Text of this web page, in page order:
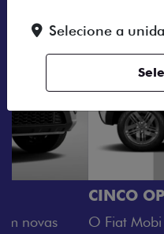
CINCO OPÇÕES DE
O Fiat Mobi tem
Selecione a